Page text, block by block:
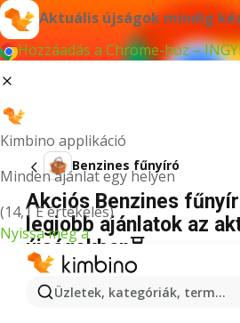
Aktuális újságok mindig
Hozzáadás a Chrome-hoz –
Kimbino applikáció
Minden ajánlat egy helyen
(14,1 E értékelés)
Nyissa meg a
Üzletek, kategóriák,
Benzines fűnyíró
Akciós Benzines
legjobb ajánlatok az
újságokban⏳